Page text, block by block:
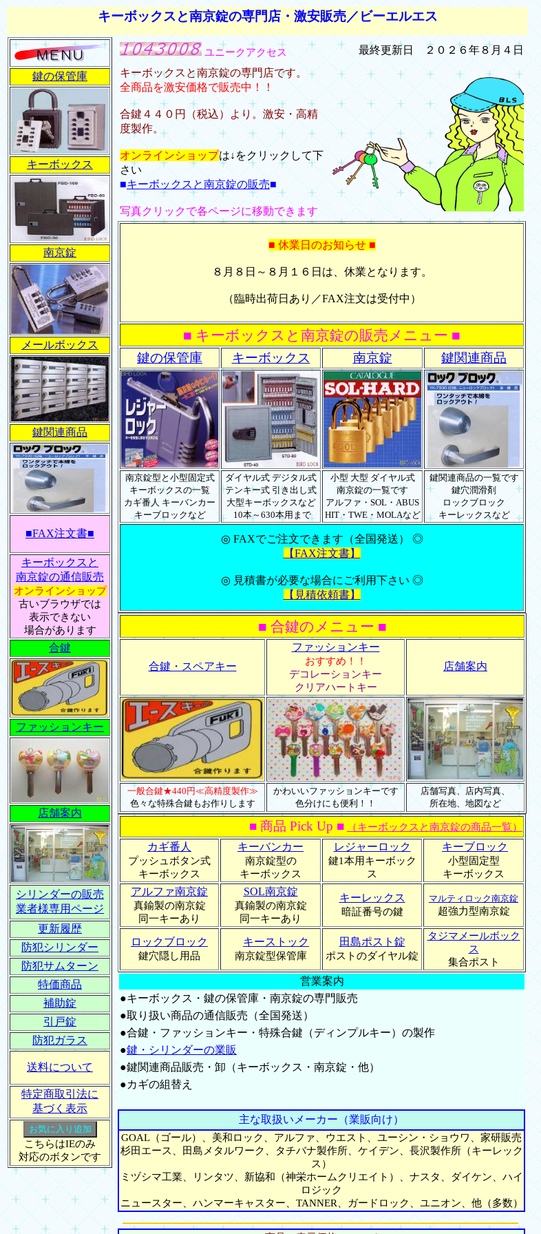
キーボックスと南京錠の専門店・激安販売／ビーエルエス
鍵の保管庫
キーボックス
南京錠
メールボックス
鍵関連商品
■FAX注文書■
キーボックスと
南京錠の通信販売
オンラインショップ
古いブラウザでは
表示できない
場合があります
合鍵
ファッションキー
店舗案内
シリンダーの販売
業者様専用ページ
更新履歴
防犯シリンダー
防犯サムターン
特価商品
補助錠
引戸錠
防犯ガラス
送料について
特定商取引法に
基づく表示
こちらはIEのみ
対応のボタンです
ユニークアクセス
最終更新日 ２０２６年８月４日
キーボックスと南京錠の専門店です。
全商品を激安価格で販売中！！
合鍵４４０円（税込）より。激安・高精
度製作。
オンラインショップは↓をクリックして下
さい
■キーボックスと南京錠の販売■
写真クリックで各ページに移動できます
■ 休業日のお知らせ ■
８月８日～８月１６日は、休業となります。
（臨時出荷日あり／FAX注文は受付中）
■ キーボックスと南京錠の販売メニュー ■
鍵の保管庫 キーボックス 南京錠 鍵関連商品
南京錠型と小型固定式
キーボックスの一覧
カギ番人 キーバンカー
キーブロックなど
ダイヤル式 デジタル式
テンキー式 引き出し式
大型キーボックスなど
10本～630本用まで
小型 大型 ダイヤル式
南京錠の一覧です
アルファ・SOL・ABUS
HIT・TWE・MOLAなど
鍵関連商品の一覧です
鍵穴潤滑剤
ロックブロック
キーレックスなど
◎ FAXでご注文できます（全国発送） ◎
【FAX注文書】
◎ 見積書が必要な場合にご利用下さい ◎
【見積依頼書】
■ 合鍵のメニュー ■
合鍵・スペアキー
ファッションキー
おすすめ！！
デコレーションキー
クリアハートキー
店舗案内
一般合鍵★440円≪高精度製作≫
色々な特殊合鍵もお作りします
かわいいファッションキーです
色分けにも便利！！
店舗写真、店内写真、
所在地、地図など
■ 商品 Pick Up ■ （キーボックスと南京錠の商品一覧）
カギ番人
プッシュボタン式
キーボックス
キーバンカー
南京錠型の
キーボックス
レジャーロック
鍵1本用キーボック
ス
キーブロック
小型固定型
キーボックス
アルファ南京錠
真鍮製の南京錠
同一キーあり
SOL南京錠
真鍮製の南京錠
同一キーあり
キーレックス
暗証番号の鍵
マルティロック南京錠
超強力型南京錠
ロックブロック
鍵穴隠し用品
キーストック
南京錠型保管庫
田島ポスト錠
ポストのダイヤル錠
タジマメールボック
ス
集合ポスト
営業案内
●キーボックス・鍵の保管庫・南京錠の専門販売
●取り扱い商品の通信販売（全国発送）
●合鍵・ファッションキー・特殊合鍵（ディンプルキー）の製作
●鍵・シリンダーの業販
●鍵関連商品販売・卸（キーボックス・南京錠・他）
●カギの組替え
主な取扱いメーカー（業販向け）
GOAL（ゴール）、美和ロック、アルファ、ウエスト、ユーシン・ショウワ、家研販売
杉田エース、田島メタルワーク、タチバナ製作所、ケイデン、長沢製作所（キーレック
ス）
ミヅシマ工業、リンタツ、新協和（神栄ホームクリエイト）、ナスタ、ダイケン、ハイ
ロジック
ニュースター、ハンマーキャスター、TANNER、ガードロック、ユニオン、他（多数）